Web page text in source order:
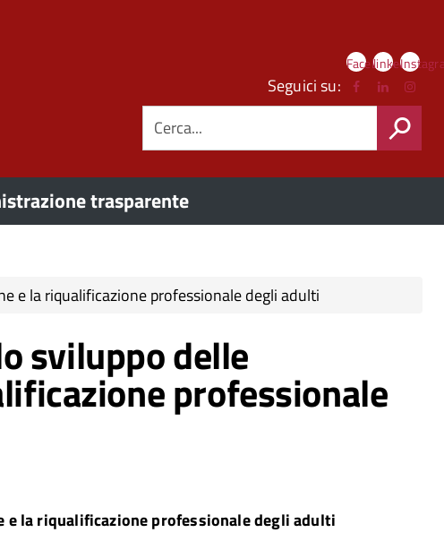
Seguici su:
Facebook
linkedIn
trasparente
e la riqualificazione professionale degli adulti
sviluppo delle
professionale
e la riqualificazione professionale degli adulti